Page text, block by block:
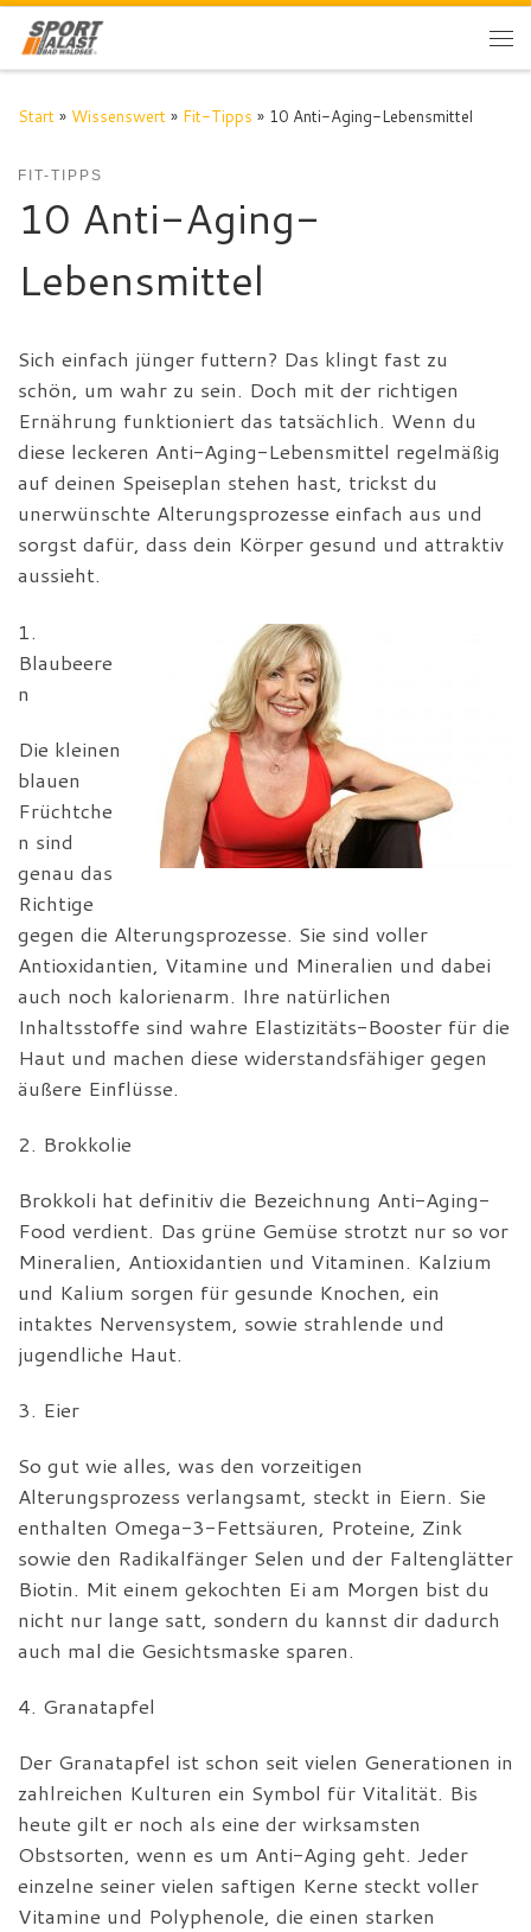
Zum Inhalt springen
Start » Wissenswert » Fit-Tipps » 10 Anti-Aging-Lebensmittel
FIT-TIPPS
10 Anti-Aging-
Lebensmittel
Sich einfach jünger futtern? Das klingt fast zu
schön, um wahr zu sein. Doch mit der richtigen
Ernährung funktioniert das tatsächlich. Wenn du
diese leckeren Anti-Aging-Lebensmittel regelmäßig
auf deinen Speiseplan stehen hast, trickst du
unerwünschte Alterungsprozesse einfach aus und
sorgst dafür, dass dein Körper gesund und attraktiv
aussieht.
1.
Blaubeere
n
Die kleinen
blauen
Früchtche
n sind
genau das
Richtige
gegen die Alterungsprozesse. Sie sind voller
Antioxidantien, Vitamine und Mineralien und dabei
auch noch kalorienarm. Ihre natürlichen
Inhaltsstoffe sind wahre Elastizitäts-Booster für die
Haut und machen diese widerstandsfähiger gegen
äußere Einflüsse.
2. Brokkolie
Brokkoli hat definitiv die Bezeichnung Anti-Aging-
Food verdient. Das grüne Gemüse strotzt nur so vor
Mineralien, Antioxidantien und Vitaminen. Kalzium
und Kalium sorgen für gesunde Knochen, ein
intaktes Nervensystem, sowie strahlende und
jugendliche Haut.
3. Eier
So gut wie alles, was den vorzeitigen
Alterungsprozess verlangsamt, steckt in Eiern. Sie
enthalten Omega-3-Fettsäuren, Proteine, Zink
sowie den Radikalfänger Selen und der Faltenglätter
Biotin. Mit einem gekochten Ei am Morgen bist du
nicht nur lange satt, sondern du kannst dir dadurch
auch mal die Gesichtsmaske sparen.
4. Granatapfel
Der Granatapfel ist schon seit vielen Generationen in
zahlreichen Kulturen ein Symbol für Vitalität. Bis
heute gilt er noch als eine der wirksamsten
Obstsorten, wenn es um Anti-Aging geht. Jeder
einzelne seiner vielen saftigen Kerne steckt voller
Vitamine und Polyphenole, die einen starken